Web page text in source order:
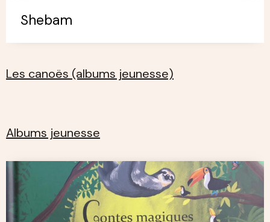
Shebam
Les canoës (albums jeunesse)
Albums jeunesse